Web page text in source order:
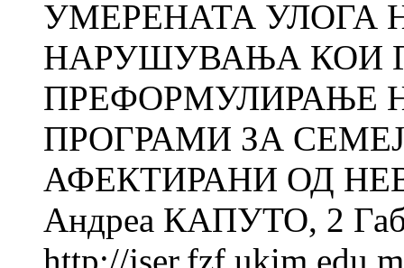
УМЕРЕНАТА УЛОГА
НАРУШУВАЊА КОИ
ПРЕФОРМУЛИРАЊЕ
ПРОГРАМИ ЗА
АФЕКТИРАНИ ОД
Андреа КАПУТО, 2
http://